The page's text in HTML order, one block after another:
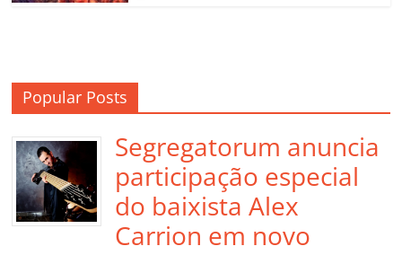
Popular Posts
Segregatorum anuncia
participação especial
do baixista Alex
Carrion em novo